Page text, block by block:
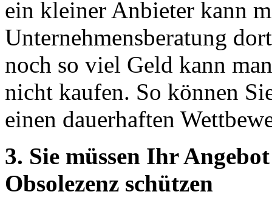
ein kleiner Anbieter kann
Unternehmensberatung
noch so viel Geld kann
nicht kaufen. So können
einen dauerhaften
3. Sie müssen Ihr
Obsolezenz schützen